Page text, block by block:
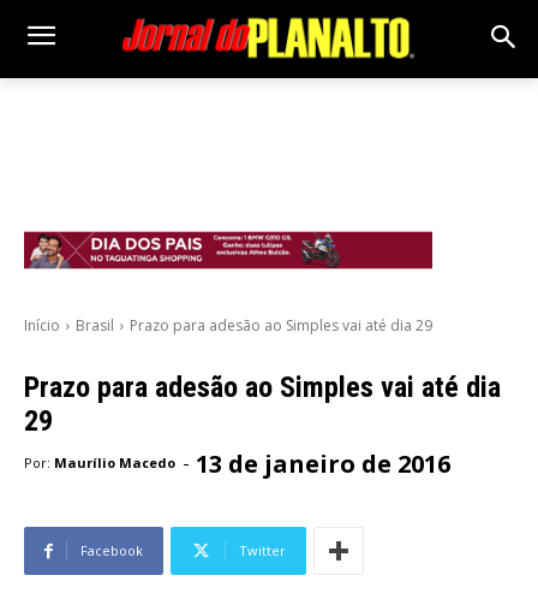
Início Brasil Prazo para adesão ao Simples vai até dia 29
Prazo para adesão ao Simples vai até dia
29
Por: Maurílio Macedo - 13 de janeiro de 2016
Facebook Twitter